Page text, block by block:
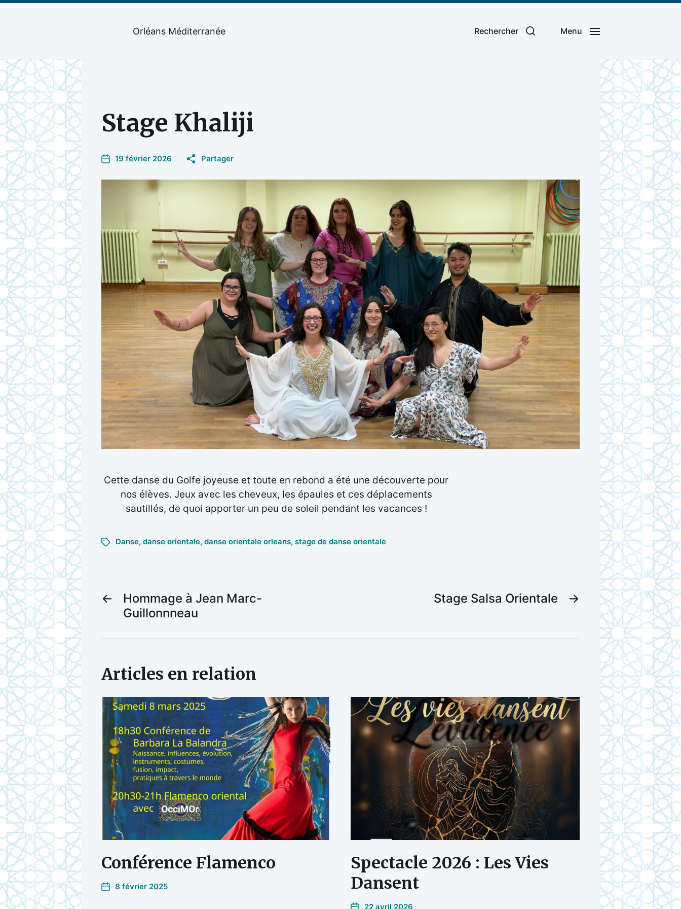
Orléans Méditerranée Rechercher Menu
Stage Khaliji
19 février 2026 Partager
Cette danse du Golfe joyeuse et toute en rebond a été une découverte pour
nos élèves. Jeux avec les cheveux, les épaules et ces déplacements
sautillés, de quoi apporter un peu de soleil pendant les vacances !
Danse, danse orientale, danse orientale orleans, stage de danse orientale
←
Hommage à Jean Marc-
Guillonnneau
→
Stage Salsa Orientale
Articles en relation
Conférence Flamenco
8 février 2025
Spectacle 2026 : Les Vies
Dansent
22 avril 2026